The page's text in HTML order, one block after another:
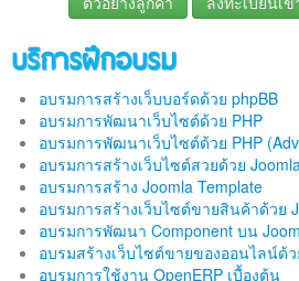
บริการฝึกอบรม
อบรมการสร้างเว็บบอร์ดด้วย phpBB
อบรมการพัฒนาเว็บไซต์ด้วย PHP
อบรมการพัฒนาเว็บไซต์ด้วย PHP
อบรมการสร้างเว็บไซต์สวยด้วย
อบรมการสร้าง Joomla Template
อบรมการสร้างเว็บไซต์ขายสินค้าด้วย
อบรมการพัฒนา Component บน
อบรมสร้างเว็บไซต์ขายของออนไลน์ด้ว
อบรมการใช้งาน OpenERP เบื้องต้น